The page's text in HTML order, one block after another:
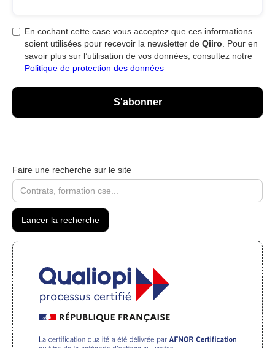
En cochant cette case vous acceptez que ces informations
soient utilisées pour recevoir la newsletter de Qiiro. Pour en
savoir plus sur l’utilisation de vos données, consultez notre
Politique de protection des données
Faire une recherche sur le site